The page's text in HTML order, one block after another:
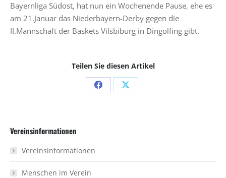
Bayernliga Südost, hat nun ein Wochenende Pause, ehe es
am 21.Januar das Niederbayern-Derby gegen die
II.Mannschaft der Baskets Vilsbiburg in Dingolfing gibt.
Teilen Sie diesen Artikel
Share Share
Vereinsinformationen
Vereinsinformationen
Menschen im Verein